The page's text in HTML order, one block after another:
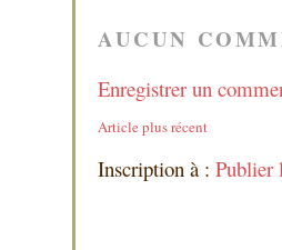
AUCUN
Enregistrer un
Article plus récent
Inscription à : Publier